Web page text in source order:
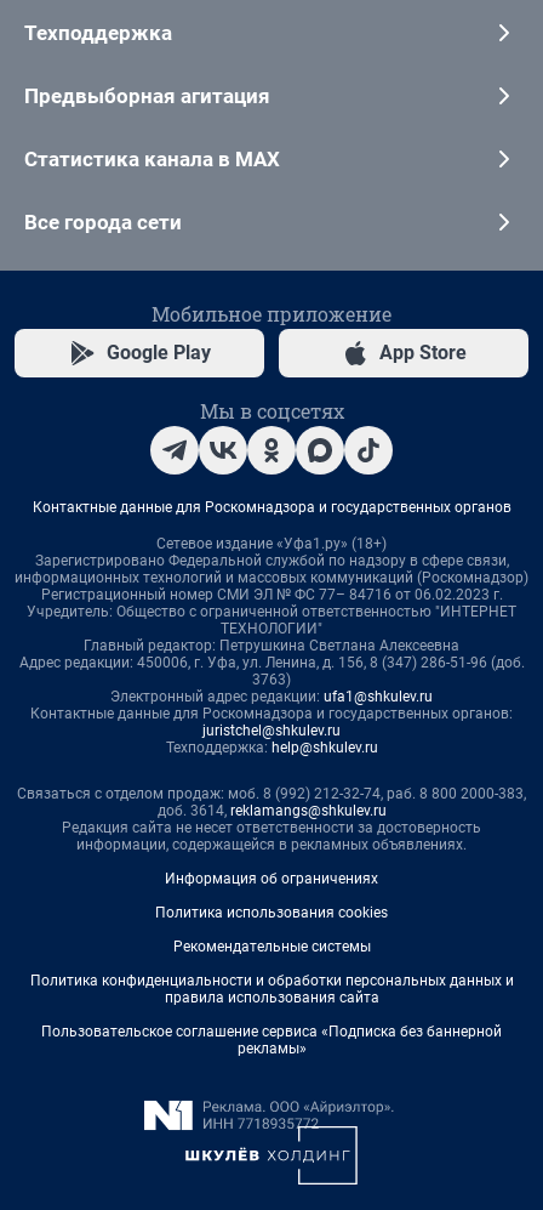
Техподдержка
Предвыборная агитация
Статистика канала в MAX
Все города сети
Мобильное приложение
Google Play App Store
Мы в соцсетях
Контактные данные для Роскомнадзора и государственных органов
Сетевое издание «Уфа1.ру» (18+)
Зарегистрировано Федеральной службой по надзору в сфере связи,
информационных технологий и массовых коммуникаций (Роскомнадзор)
Регистрационный номер СМИ ЭЛ № ФС 77– 84716 от 06.02.2023 г.
Учредитель: Общество с ограниченной ответственностью "ИНТЕРНЕТ
ТЕХНОЛОГИИ"
Главный редактор: Петрушкина Светлана Алексеевна
Адрес редакции: 450006, г. Уфа, ул. Ленина, д. 156, 8 (347) 286-51-96 (доб.
3763)
Электронный адрес редакции: ufa1@shkulev.ru
Контактные данные для Роскомнадзора и государственных органов:
juristchel@shkulev.ru
Техподдержка: help@shkulev.ru
Связаться с отделом продаж: моб. 8 (992) 212-32-74, раб. 8 800 2000-383,
доб. 3614, reklamangs@shkulev.ru
Редакция сайта не несет ответственности за достоверность
информации, содержащейся в рекламных объявлениях.
Информация об ограничениях
Политика использования cookies
Рекомендательные системы
Политика конфиденциальности и обработки персональных данных и
правила использования сайта
Пользовательское соглашение сервиса «Подписка без баннерной
рекламы»